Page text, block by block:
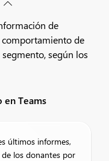
de
de
según los
Teams
últimos informes,
los donantes por